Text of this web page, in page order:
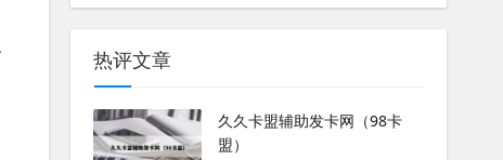
热评文章
久久卡盟辅助发卡网（98卡
盟）